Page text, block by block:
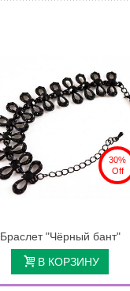
30%
Off
Браслет "Чёрный бант"
В КОРЗИНУ